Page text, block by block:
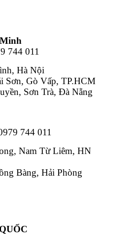
Nội
Chí Minh
744 011
- Ba Đình, Hà Nội
Sơn, Gò Vấp, TP.HCM
Sơn Trà, Đà Nẵng
744 011
Long, Nam Từ Liêm, HN
Bàng, Hải Phòng